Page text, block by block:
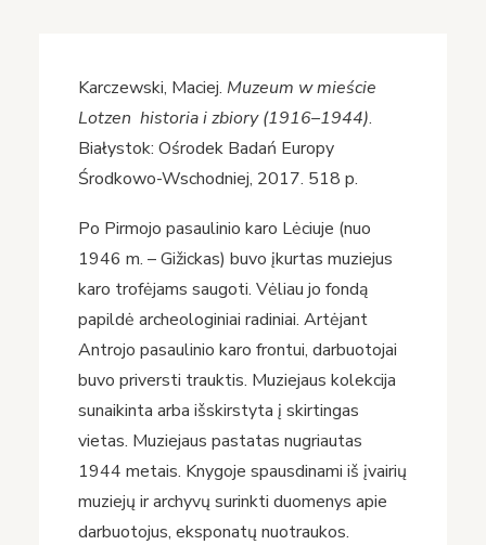
Karczewski, Maciej. Muzeum w mieście
Lotzen historia i zbiory (1916–1944).
Białystok: Ośrodek Badań Europy
Środkowo-Wschodniej, 2017. 518 p.
Po Pirmojo pasaulinio karo Lėciuje (nuo
1946 m. – Gižickas) buvo įkurtas muziejus
karo trofėjams saugoti. Vėliau jo fondą
papildė archeologiniai radiniai. Artėjant
Antrojo pasaulinio karo frontui, darbuotojai
buvo priversti trauktis. Muziejaus kolekcija
sunaikinta arba išskirstyta į skirtingas
vietas. Muziejaus pastatas nugriautas
1944 metais. Knygoje spausdinami iš įvairių
muziejų ir archyvų surinkti duomenys apie
darbuotojus, eksponatų nuotraukos.